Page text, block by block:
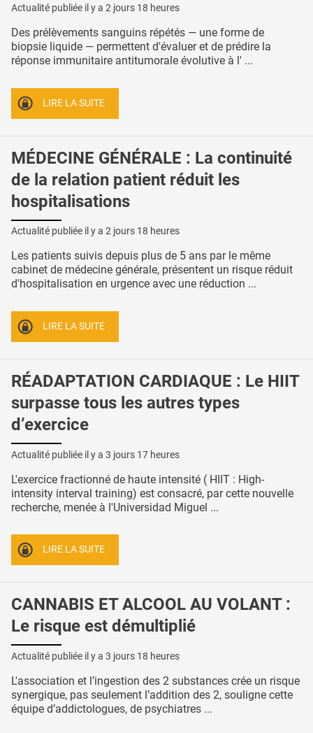
Actualité publiée il y a 2 jours 18 heures
Des prélèvements sanguins répétés — une forme de
biopsie liquide — permettent d'évaluer et de prédire la
réponse immunitaire antitumorale évolutive à l' ...
LIRE LA SUITE
MÉDECINE GÉNÉRALE : La continuité
de la relation patient réduit les
hospitalisations
Actualité publiée il y a 2 jours 18 heures
Les patients suivis depuis plus de 5 ans par le même
cabinet de médecine générale, présentent un risque réduit
d'hospitalisation en urgence avec une réduction ...
LIRE LA SUITE
RÉADAPTATION CARDIAQUE : Le HIIT
surpasse tous les autres types
d’exercice
Actualité publiée il y a 3 jours 17 heures
L'exercice fractionné de haute intensité ( HIIT : High-
intensity interval training) est consacré, par cette nouvelle
recherche, menée à l'Universidad Miguel ...
LIRE LA SUITE
CANNABIS ET ALCOOL AU VOLANT :
Le risque est démultiplié
Actualité publiée il y a 3 jours 18 heures
L'association et l’ingestion des 2 substances crée un risque
synergique, pas seulement l’addition des 2, souligne cette
équipe d’addictologues, de psychiatres ...